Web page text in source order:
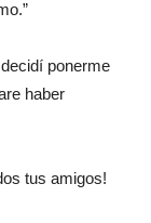
ponerme
haber
tus amigos!